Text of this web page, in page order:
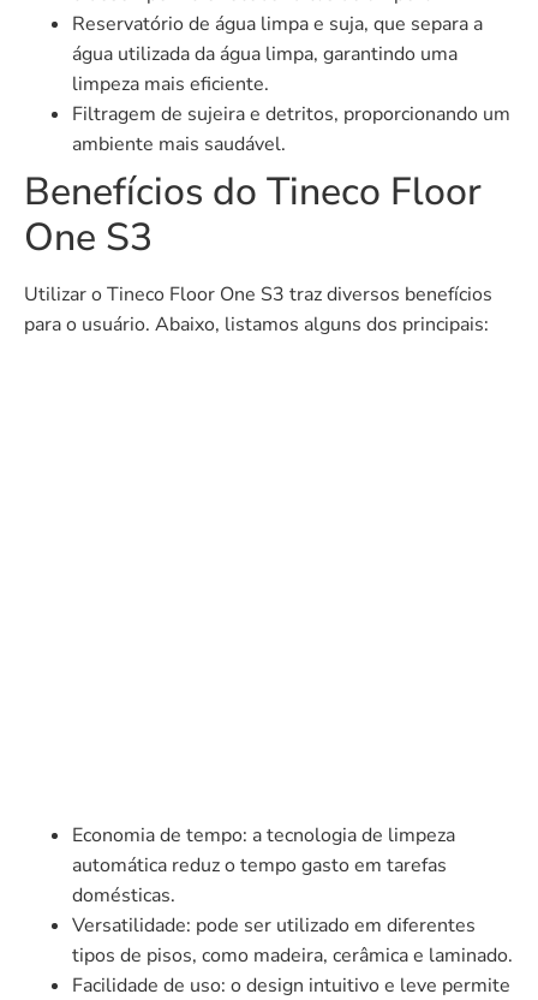
Reservatório de água limpa e suja, que separa a
água utilizada da água limpa, garantindo uma
limpeza mais eficiente.
Filtragem de sujeira e detritos, proporcionando um
ambiente mais saudável.
Benefícios do Tineco Floor
One S3
Utilizar o Tineco Floor One S3 traz diversos benefícios
para o usuário. Abaixo, listamos alguns dos principais:
Economia de tempo: a tecnologia de limpeza
automática reduz o tempo gasto em tarefas
domésticas.
Versatilidade: pode ser utilizado em diferentes
tipos de pisos, como madeira, cerâmica e laminado.
Facilidade de uso: o design intuitivo e leve permite